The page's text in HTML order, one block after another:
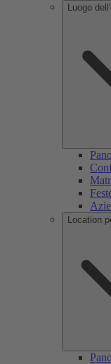
Luogo
Location